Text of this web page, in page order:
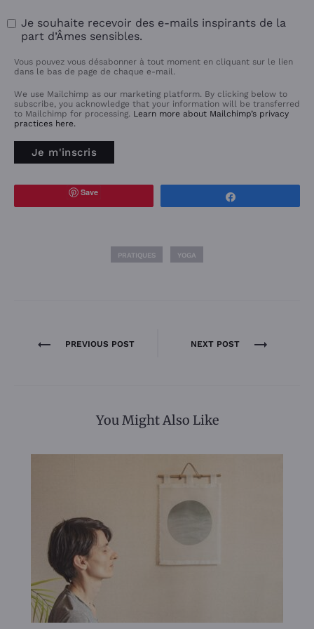
Je souhaite recevoir des e-mails inspirants de la
part d’Âmes sensibles.
Vous pouvez vous désabonner à tout moment en cliquant sur le lien
dans le bas de page de chaque e-mail.
We use Mailchimp as our marketing platform. By clicking below to
subscribe, you acknowledge that your information will be transferred
to Mailchimp for processing. Learn more about Mailchimp’s privacy
practices here.
Save
PRATIQUES YOGA
NavigationPREVIOUS POST NEXT POST
You Might Also Like